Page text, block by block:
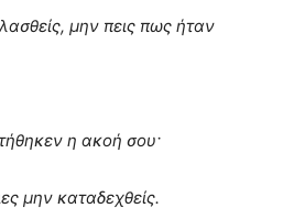
μην πεις πως ήταν
η ακοή σου·
μην καταδεχθείς.